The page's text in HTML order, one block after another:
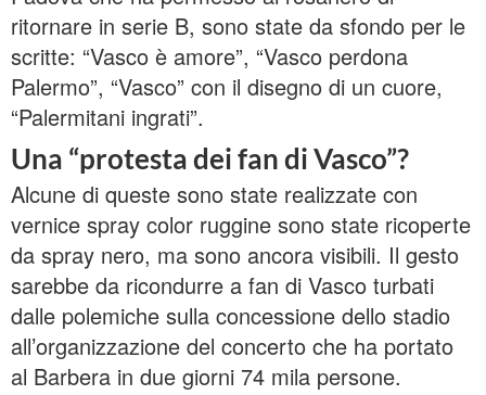
ritornare in serie B, sono state da sfondo per le
scritte: “Vasco è amore”, “Vasco perdona
Palermo”, “Vasco” con il disegno di un cuore,
“Palermitani ingrati”.
Una “protesta dei fan di Vasco”?
Alcune di queste sono state realizzate con
vernice spray color ruggine sono state ricoperte
da spray nero, ma sono ancora visibili. Il gesto
sarebbe da ricondurre a fan di Vasco turbati
dalle polemiche sulla concessione dello stadio
all’organizzazione del concerto che ha portato
al Barbera in due giorni 74 mila persone.